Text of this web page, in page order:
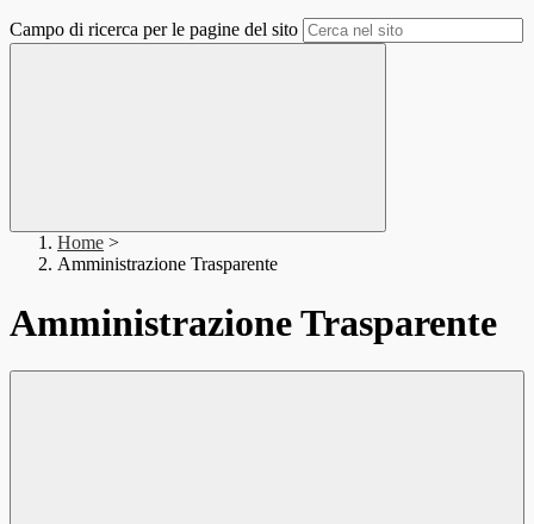
Campo di ricerca per le pagine del sito
Home >
Amministrazione Trasparente
Amministrazione Trasparente